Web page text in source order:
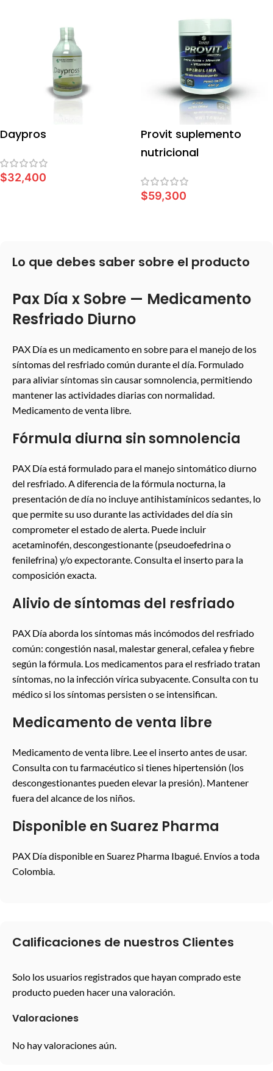
Daypros
$32,400
Provit suplemento
nutricional
$59,300
Lo que debes saber sobre el producto
Pax Día x Sobre — Medicamento
Resfriado Diurno
PAX Día es un medicamento en sobre para el manejo de los
síntomas del resfriado común durante el día. Formulado
para aliviar síntomas sin causar somnolencia, permitiendo
mantener las actividades diarias con normalidad.
Medicamento de venta libre.
Fórmula diurna sin somnolencia
PAX Día está formulado para el manejo sintomático diurno
del resfriado. A diferencia de la fórmula nocturna, la
presentación de día no incluye antihistamínicos sedantes, lo
que permite su uso durante las actividades del día sin
comprometer el estado de alerta. Puede incluir
acetaminofén, descongestionante (pseudoefedrina o
fenilefrina) y/o expectorante. Consulta el inserto para la
composición exacta.
Alivio de síntomas del resfriado
PAX Día aborda los síntomas más incómodos del resfriado
común: congestión nasal, malestar general, cefalea y fiebre
según la fórmula. Los medicamentos para el resfriado tratan
síntomas, no la infección vírica subyacente. Consulta con tu
médico si los síntomas persisten o se intensifican.
Medicamento de venta libre
Medicamento de venta libre. Lee el inserto antes de usar.
Consulta con tu farmacéutico si tienes hipertensión (los
descongestionantes pueden elevar la presión). Mantener
fuera del alcance de los niños.
Disponible en Suarez Pharma
PAX Día disponible en Suarez Pharma Ibagué. Envíos a toda
Colombia.
Calificaciones de nuestros Clientes
Valoraciones
No hay valoraciones aún.
Solo los usuarios registrados que hayan comprado este
producto pueden hacer una valoración.